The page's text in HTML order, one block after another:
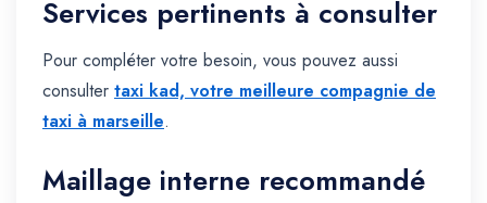
Services pertinents à consulter
Pour compléter votre besoin, vous pouvez aussi
consulter taxi kad, votre meilleure compagnie de
taxi à marseille.
Maillage interne recommandé